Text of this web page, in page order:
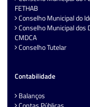
FETHAB
Conselho Municipal do
Conselho Municipal dos
CMDCA
Conselho Tutelar
Contabilidade
Balanços